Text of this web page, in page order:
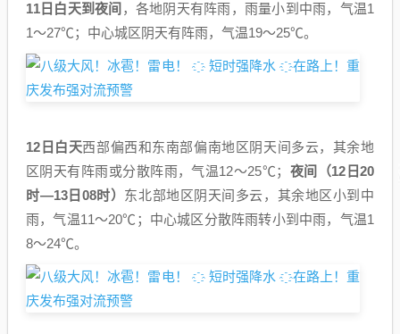
11日白天到夜间 ，各地阴天有阵雨，雨量小到中雨，气温1
1～27℃；中心城区阴天有阵雨，气温19～25℃。
12日白天西部偏西和东南部偏南地区阴天间多云，其余地
区阴天有阵雨或分散阵雨，气温12～25℃； 夜间（12日20
时—13日08时） 东北部地区阴天间多云，其余地区小到中
雨，气温11～20℃；中心城区分散阵雨转小到中雨，气温1
8～24℃。